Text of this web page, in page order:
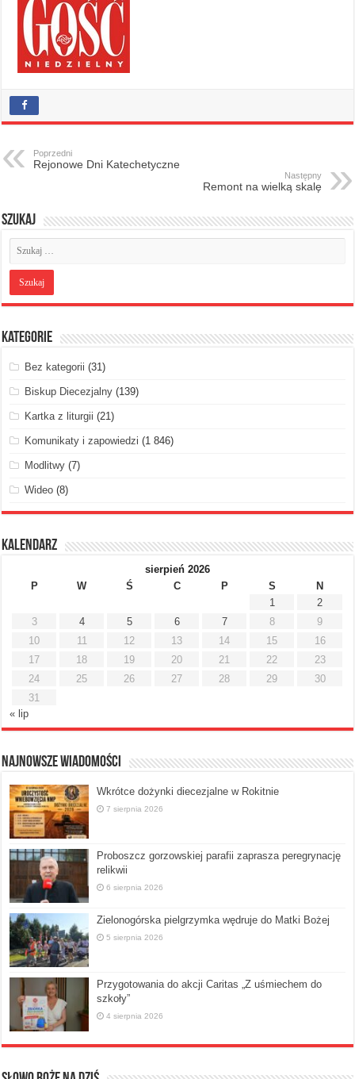
Poprzedni
Rejonowe Dni Katechetyczne
Następny
Remont na wielką skalę
Szukaj
Kategorie
Bez kategorii (31)
Biskup Diecezjalny (139)
Kartka z liturgii (21)
Komunikaty i zapowiedzi (1 846)
Modlitwy (7)
Wideo (8)
Kalendarz
sierpień 2026
P
W Ś C P S
N
1
2
3
4 5 6 7 8
9
10
11 12 13 14 15
16
17
18 19 20 21 22
23
24
25 26 27 28 29
30
31
« lip
Najnowsze Wiadomości
Wkrótce dożynki diecezjalne w Rokitnie
7 sierpnia 2026
Proboszcz gorzowskiej parafii zaprasza peregrynację
relikwii
6 sierpnia 2026
Zielonogórska pielgrzymka wędruje do Matki Bożej
5 sierpnia 2026
Przygotowania do akcji Caritas „Z uśmiechem do
szkoły”
4 sierpnia 2026